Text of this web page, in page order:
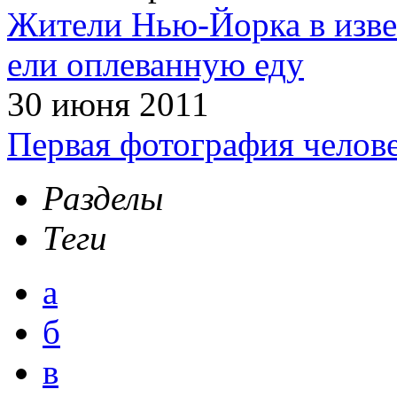
Жители Нью-Йорка в
ели оплеванную еду
30 июня 2011
Первая фотография
Разделы
Теги
а
б
в